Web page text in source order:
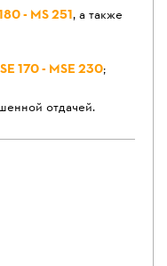
- MS 251, а также
170 - MSE 230;
отдачей.